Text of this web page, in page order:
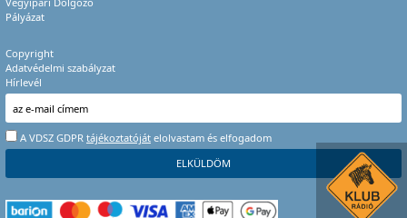
Pályázat
Copyright
Adatvédelmi szabályzat
Hírlevél
A VDSZ GDPR tájékoztatóját elolvastam és elfogadom